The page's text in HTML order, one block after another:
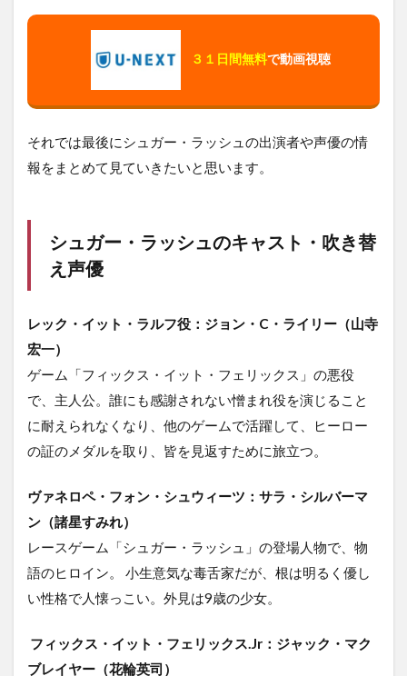
３１日間無料で動画視聴
それでは最後にシュガー・ラッシュの出演者や声優の情
報をまとめて見ていきたいと思います。
シュガー・ラッシュのキャスト・吹き替
え声優
レック・イット・ラルフ役：ジョン・C・ライリー（山寺
宏一）
ゲーム「フィックス・イット・フェリックス」の悪役
で、主人公。誰にも感謝されない憎まれ役を演じること
に耐えられなくなり、他のゲームで活躍して、ヒーロー
の証のメダルを取り、皆を見返すために旅立つ。
ヴァネロペ・フォン・シュウィーツ：サラ・シルバーマ
ン（諸星すみれ）
レースゲーム「シュガー・ラッシュ」の登場人物で、物
語のヒロイン。 小生意気な毒舌家だが、根は明るく優し
い性格で人懐っこい。外見は9歳の少女。
フィックス・イット・フェリックス.Jr：ジャック・マク
ブレイヤー（花輪英司）